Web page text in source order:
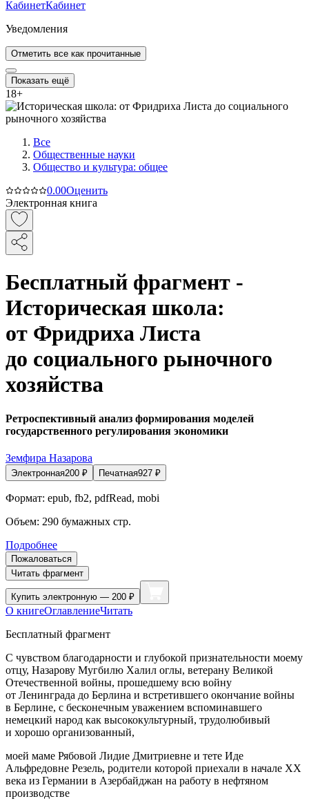
КабинетКабинет
Уведомления
Отметить все как прочитанные
Показать ещё
18+
Все
Общественные науки
Общество и культура: общее
0.00Оценить
Электронная книга
Бесплатный фрагмент -
Историческая школа:
от Фридриха Листа
до социального рыночного
хозяйства
Ретроспективный анализ формирования моделей
государственного регулирования экономики
Земфира Назарова
Электронная200 ₽ Печатная927 ₽
Формат: epub, fb2, pdfRead, mobi
Объем: 290 бумажных стр.
Подробнее
Пожаловаться
Читать фрагмент
Купить электронную — 200 ₽
О книгеОглавлениеЧитать
Бесплатный фрагмент
С чувством благодарности и глубокой признательности моему
отцу, Назарову Мугбилю Халил оглы, ветерану Великой
Отечественной войны, прошедшему всю войну
от Ленинграда до Берлина и встретившего окончание войны
в Берлине, с бесконечным уважением вспоминавшего
немецкий народ как высококультурный, трудолюбивый
и хорошо организованный,
моей маме Рябовой Лидие Дмитриевне и тете Иде
Альфредовне Резель, родители которой приехали в начале XX
века из Германии в Азербайджан на работу в нефтяном
производстве